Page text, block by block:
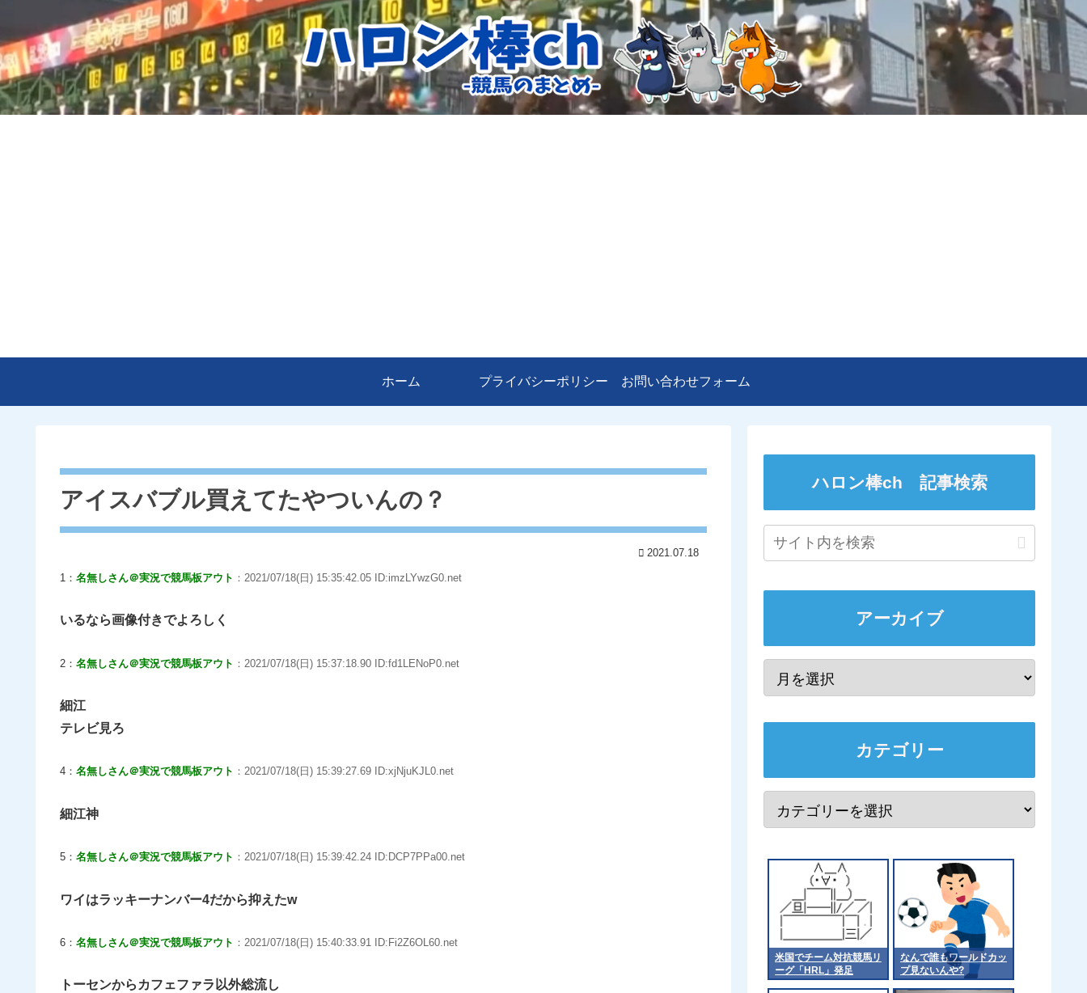
ホーム プライバシーポリシー お問い合わせフォーム
アイスバブル買えてたやついんの？
2021.07.18
1： 名無しさん＠実況で競馬板アウト ：2021/07/18(日) 15:35:42.05 ID:imzLYwzG0.net
いるなら画像付きでよろしく
2： 名無しさん＠実況で競馬板アウト ：2021/07/18(日) 15:37:18.90 ID:fd1LENoP0.net
細江
テレビ見ろ
4： 名無しさん＠実況で競馬板アウト ：2021/07/18(日) 15:39:27.69 ID:xjNjuKJL0.net
細江神
5： 名無しさん＠実況で競馬板アウト ：2021/07/18(日) 15:39:42.24 ID:DCP7PPa00.net
ワイはラッキーナンバー4だから抑えたw
6： 名無しさん＠実況で競馬板アウト ：2021/07/18(日) 15:40:33.91 ID:Fi2Z6OL60.net
トーセンからカフェファラ以外総流し
ハロン棒ch 記事検索
アーカイブ
カテゴリー
米国でチーム対抗競馬リ
ーグ「HRL」発足
なんで誰もワールドカッ
プ見ないんや?